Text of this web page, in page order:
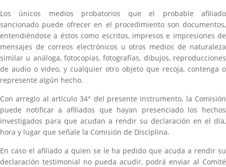
Los únicos medios probatorios que el probable afiliado
sancionado puede ofrecer en el procedimiento son documentos,
entendiéndose a éstos como escritos, impresos e impresiones de
mensajes de correos electrónicos u otros medios de naturaleza
similar u análoga, fotocopias, fotografías, dibujos, reproducciones
de audio o video, y cualquier otro objeto que recoja, contenga o
represente algún hecho.
Con arreglo al artículo 34° del presente instrumento, la Comisión
puede notificar a afiliados que hayan presenciado los hechos
investigados para que acudan a rendir su declaración en el día,
hora y lugar que señale la Comisión de Disciplina.
En caso el afiliado a quien se le ha pedido que acuda a rendir su
declaración testimonial no pueda acudir, podrá enviar al Comité